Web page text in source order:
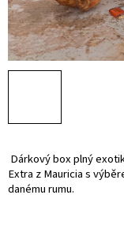
Dárkový box plný
Extra z Mauricia s
danému rumu.